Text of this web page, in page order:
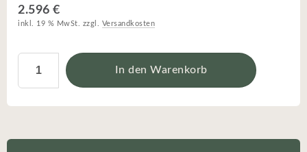
2.596 €
inkl. 19 % MwSt. zzgl. Versandkosten
In den Warenkorb